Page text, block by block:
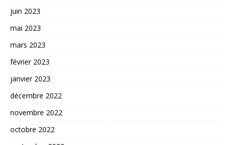
juin 2023
mai 2023
mars 2023
février 2023
janvier 2023
décembre 2022
novembre 2022
octobre 2022